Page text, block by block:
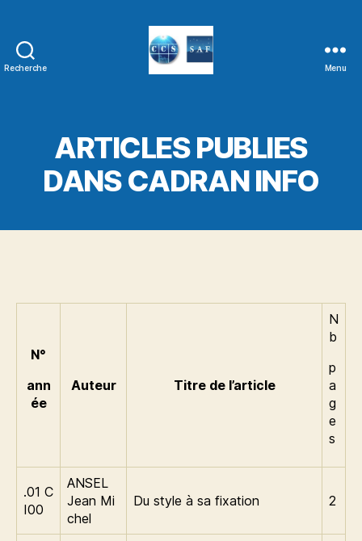
Recherche Menu
ARTICLES PUBLIES
DANS CADRAN INFO
N°
ann
ée
Auteur Titre de l’article
N
b
p
a
g
e
s
.01 C
I00
ANSEL
Jean Mi
chel
Du style à sa fixation 2